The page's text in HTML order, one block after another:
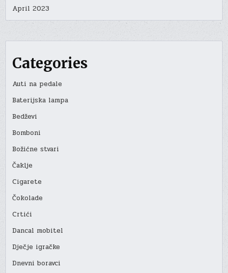
April 2023
Categories
Auti na pedale
Baterijska lampa
Bedževi
Bomboni
Božićne stvari
Čaklje
Cigarete
Čokolade
Crtići
Dancal mobitel
Dječje igračke
Dnevni boravci